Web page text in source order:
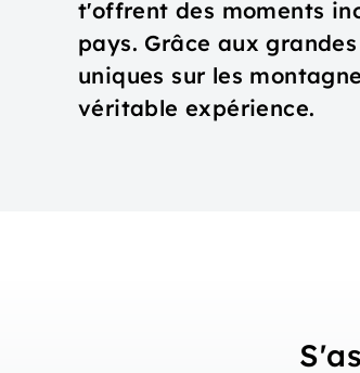
t'offrent des moments
pays. Grâce aux
uniques sur les
véritable expérience.